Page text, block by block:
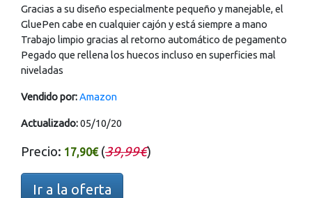
Gracias a su diseño especialmente pequeño y manejable, el
GluePen cabe en cualquier cajón y está siempre a mano
Trabajo limpio gracias al retorno automático de pegamento
Pegado que rellena los huecos incluso en superficies mal
niveladas
Vendido por:Amazon
Actualizado:05/10/20
Precio: 17,90€(39,99€)
Ir a la oferta